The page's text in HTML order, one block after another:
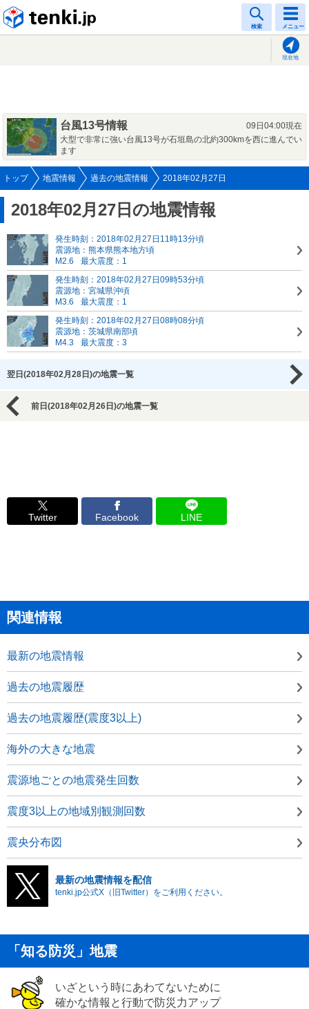
検索 メニュー
現在地
台風13号情報
09日04:00現在
大型で非常に強い台風13号が石垣島の北約300kmを西に進んでい
ます
トップ 地震情報 過去の地震情報 2018年02月27日
2018年02月27日の地震情報
発生時刻：2018年02月27日11時13分頃
震源地：熊本県熊本地方頃
M2.6
最大震度：1
発生時刻：2018年02月27日09時53分頃
震源地：宮城県沖頃
M3.6
最大震度：1
発生時刻：2018年02月27日08時08分頃
震源地：茨城県南部頃
M4.3
最大震度：3
翌日(2018年02月28日)の地震一覧
前日(2018年02月26日)の地震一覧
Twitter Facebook LINE
関連情報
最新の地震情報
過去の地震履歴
過去の地震履歴(震度3以上)
海外の大きな地震
震源地ごとの地震発生回数
震度3以上の地域別観測回数
震央分布図
最新の地震情報を配信
tenki.jp公式X（旧Twitter）をご利用ください。
「知る防災」地震
いざという時にあわてないために
確かな情報と行動で防災力アップ